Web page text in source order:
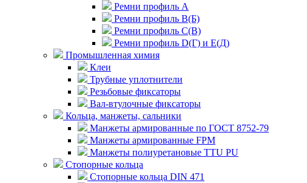
Ремни профиль А
Ремни профиль В(Б)
Ремни профиль С(В)
Ремни профиль D(Г) и E(Д)
Промышленная химия
Клеи
Трубные уплотнители
Резьбовые фиксаторы
Вал-втулочные фиксаторы
Кольца, манжеты, сальники
Манжеты армированные по ГОСТ 8752-79
Манжеты армированные FPM
Манжеты полиуретановые TTU PU
Стопорные кольца
Стопорные кольца DIN 471